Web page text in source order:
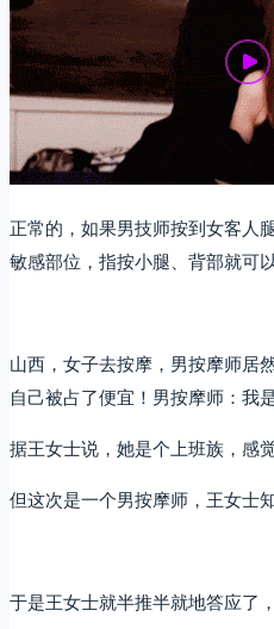
正常的，如果男技师按到女客人
敏感部位，指按小腿、背部就可
山西，女子去按摩，男按摩师居
自己被占了便宜！男按摩师：我
据王女士说，她是个上班族，感
但这次是一个男按摩师，王女士
于是王女士就半推半就地答应了